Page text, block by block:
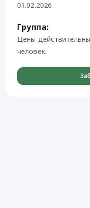
01.02.2026
Группа:
Цены
человек.